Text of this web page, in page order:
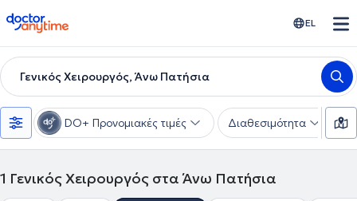
doctoranytime EL
Γενικός Χειρουργός, Άνω Πατήσια
DO+ Προνομιακές τιμές Διαθεσιμότητα
1 Γενικός Χειρουργός στα Άνω Πατήσια